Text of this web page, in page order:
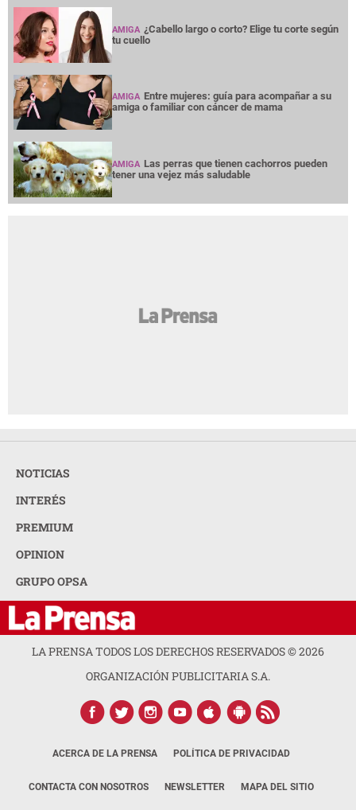
AMIGA ¿Cabello largo o corto? Elige tu corte según
tu cuello
AMIGA Entre mujeres: guía para acompañar a su
amiga o familiar con cáncer de mama
AMIGA Las perras que tienen cachorros pueden
tener una vejez más saludable
NOTICIAS
INTERÉS
PREMIUM
OPINION
GRUPO OPSA
LA PRENSA TODOS LOS DERECHOS RESERVADOS ©2026
ORGANIZACIÓN PUBLICITARIA S.A.
ACERCA DE LA PRENSA POLÍTICA DE PRIVACIDAD
CONTACTA CON NOSOTROS NEWSLETTER MAPA DEL SITIO